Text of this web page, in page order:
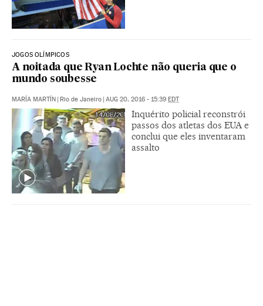
JOGOS OLÍMPICOS
A noitada que Ryan Lochte não queria que o
mundo soubesse
MARÍA MARTÍN | Rio de Janeiro | AUG 20, 2016 - 15:39 EDT
Inquérito policial reconstrói
passos dos atletas dos EUA e
conclui que eles inventaram
assalto